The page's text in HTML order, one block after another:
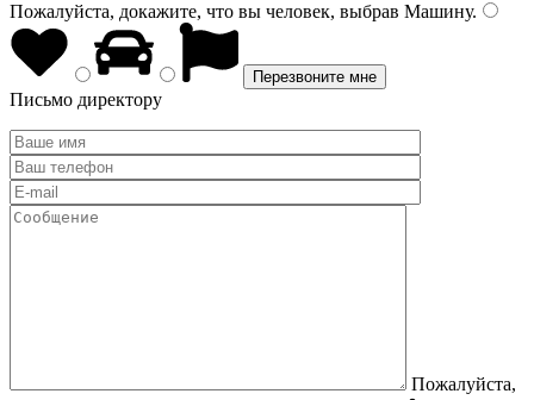
Пожалуйста, докажите, что вы человек, выбрав Машину.
Письмо директору
Пожалуйста,